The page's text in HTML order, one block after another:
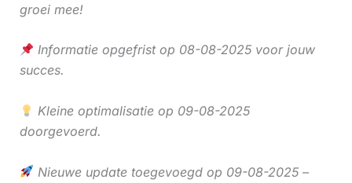
groei mee!
Informatie opgefrist op 08-08-2025 voor jouw
succes.
Kleine optimalisatie op 09-08-2025
doorgevoerd.
Nieuwe update toegevoegd op 09-08-2025 –